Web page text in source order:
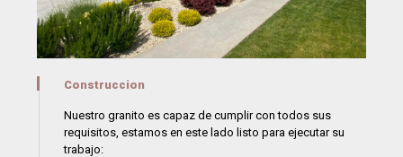
Construccion
Nuestro granito es capaz de cumplir con todos sus
requisitos, estamos en este lado listo para ejecutar su
trabajo: